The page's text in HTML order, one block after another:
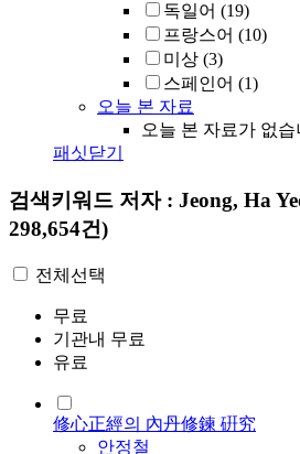
독일어 (19)
프랑스어 (10)
미상 (3)
스페인어 (1)
오늘 본 자료
오늘 본 자료가 없습
패싯닫기
검색키워드 저자 : Jeong, Ha
298,654건)
전체선택
무료
기관내 무료
유료
修心正經의 內丹修鍊 硏究
안정철